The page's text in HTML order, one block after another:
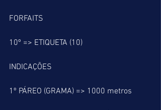
FORFAITS
10º => ETIQUETA (10)
INDICAÇÕES
1º PÁREO (GRAMA) => 1000 metros